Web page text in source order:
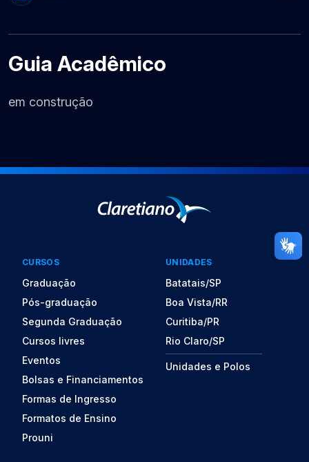
Guia Acadêmico
em construção
CURSOS
Graduação
Pós-graduação
Segunda Graduação
Cursos livres
Eventos
Bolsas e Financiamentos
Formas de Ingresso
Formatos de Ensino
Prouni
UNIDADES
Batatais/SP
Boa Vista/RR
Curitiba/PR
Rio Claro/SP
Unidades e Polos